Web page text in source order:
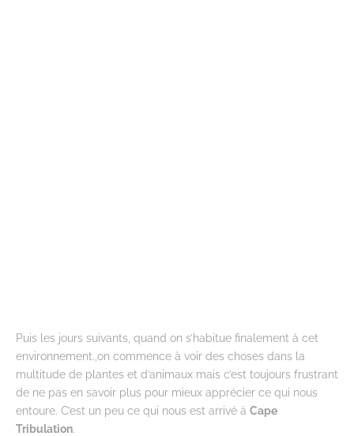
Puis les jours suivants, quand on s’habitue finalement à cet
environnement.,on commence à voir des choses dans la
multitude de plantes et d’animaux mais c’est toujours frustrant
de ne pas en savoir plus pour mieux apprécier ce qui nous
entoure. C’est un peu ce qui nous est arrivé à Cape
Tribulation.